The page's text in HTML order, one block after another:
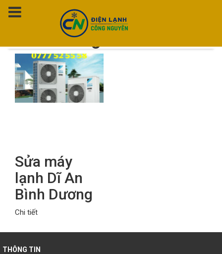
Thẻ:
Sửa máy lạnh Dĩ An
Bình Dương
Sửa máy
lạnh Dĩ An
Bình Dương
Chi tiết
THÔNG TIN